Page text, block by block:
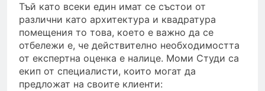
Тъй като всеки един имат се състои от
различни като архитектура и квадратура
помещения то това, което е важно да се
отбележи е, че действително необходимостта
от експертна оценка е налице. Моми Студи са
екип от специалисти, които могат да
предложат на своите клиенти: